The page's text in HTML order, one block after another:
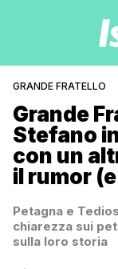
GRANDE FRATELLO
Grande
Stefano
con un
il rumor
Petagna e
chiarezza sui
sulla loro storia